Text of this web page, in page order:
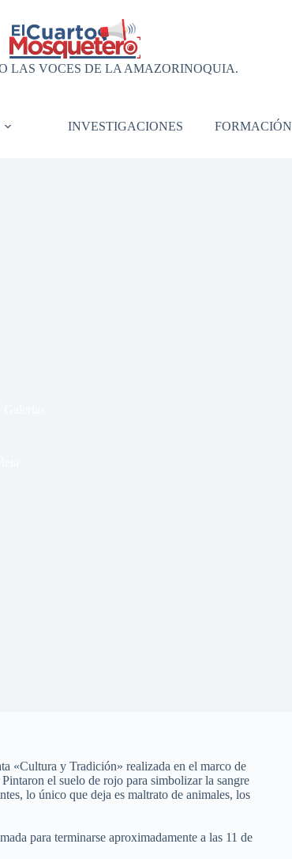
LAS VOCES DE LA AMAZORINOQUIA.
INVESTIGACIONES FORMACIÓN
«Cultura y Tradición» realizada en el marco de
el suelo de rojo para simbolizar la sangre
lo único que deja es maltrato de animales, los
para terminarse aproximadamente a las 11 de